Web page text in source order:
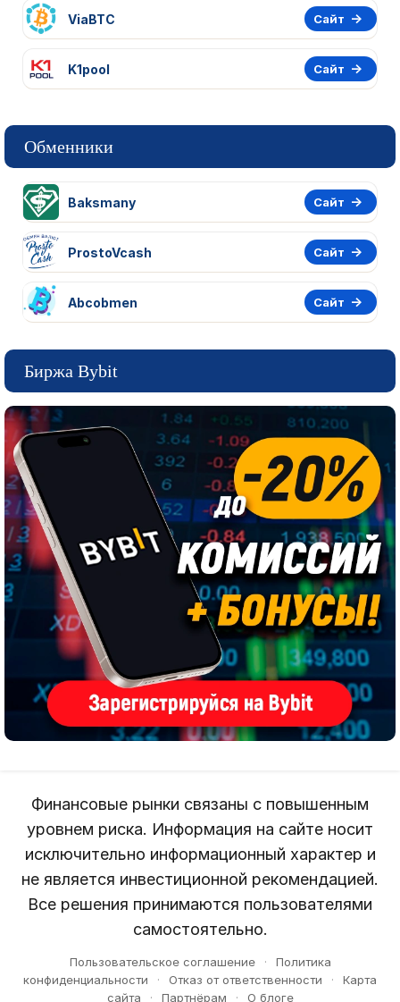
ViaBTC Сайт
K1pool Сайт
Обменники
Baksmany Сайт
ProstoVcash Сайт
Abcobmen Сайт
Биржа Bybit
Финансовые рынки связаны с повышенным
уровнем риска. Информация на сайте носит
исключительно информационный характер и
не является инвестиционной рекомендацией.
Все решения принимаются пользователями
самостоятельно.
Пользовательское соглашение ·
Политика
конфиденциальности
· Отказ от ответственности ·
Карта
сайта
· Партнёрам · О блоге